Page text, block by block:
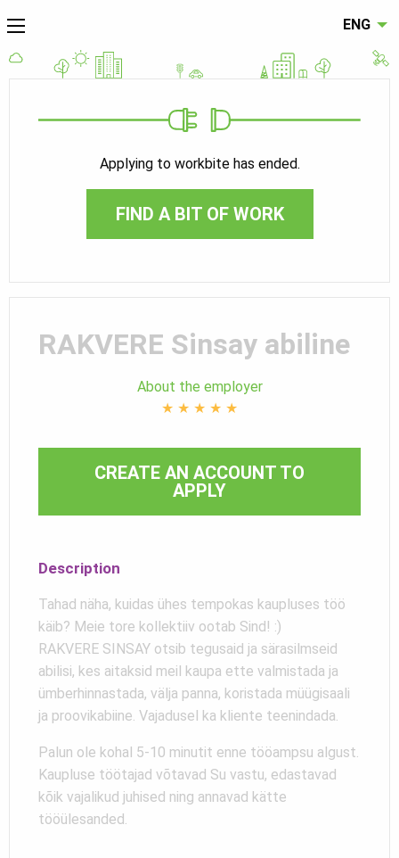
ENG
Applying to workbite has ended.
FIND A BIT OF WORK
RAKVERE Sinsay abiline
About the employer
★ ★ ★ ★ ★
CREATE AN ACCOUNT TO
APPLY
Description
Tahad näha, kuidas ühes tempokas kaupluses töö
käib? Meie tore kollektiiv ootab Sind! :)
RAKVERE SINSAY otsib tegusaid ja särasilmseid
abilisi, kes aitaksid meil kaupa ette valmistada ja
ümberhinnastada, välja panna, koristada müügisaali
ja proovikabiine. Vajadusel ka kliente teenindada.
Palun ole kohal 5-10 minutit enne tööampsu algust.
Kaupluse töötajad võtavad Su vastu, edastavad
kõik vajalikud juhised ning annavad kätte
tööülesanded.